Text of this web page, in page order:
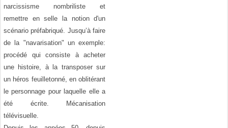
narcissisme nombriliste et
remettre en selle la notion d'un
scénario préfabriqué. Jusqu’à faire
de la "navarisation" un exemple:
procédé qui consiste à acheter
une histoire, à la transposer sur
un héros feuilletonné, en oblitérant
le personnage pour laquelle elle a
été écrite. Mécanisation
télévisuelle.